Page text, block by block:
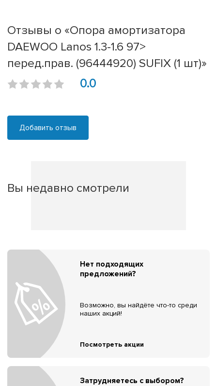
Отзывы о «Опора амортизатора
DAEWOO Lanos 1.3-1.6 97>
перед.прав. (96444920) SUFIX (1 шт)»
0.0
Добавить отзыв
Вы недавно смотрели
Нет подходящих
предложений?
Возможно, вы найдёте что-то среди
наших акций!
Посмотреть акции
Затрудняетесь с выбором?